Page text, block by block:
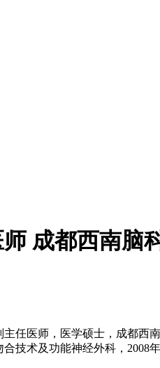
成都西南脑
任医师，医学硕士，成都西
技术及功能神经外科，2008